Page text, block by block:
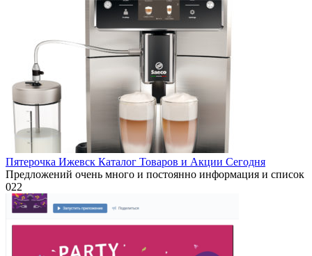
Пятерочка Ижевск Каталог Товаров и Акции Сегодня
Предложений очень много и постоянно информация и список
022